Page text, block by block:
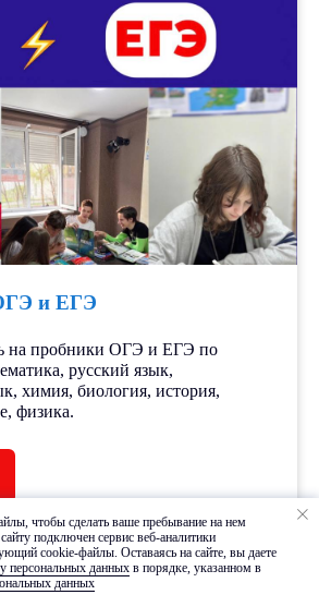
и ЕГЭ
на пробники ОГЭ и ЕГЭ по
русский язык,
химия, биология, история,
физика.
занятий,
чтобы сделать ваше пребывание на нем
подключен сервис веб-аналитики
cookie-файлы. Оставаясь на сайте, вы даете
персональных данных в порядке, указанном в
данных